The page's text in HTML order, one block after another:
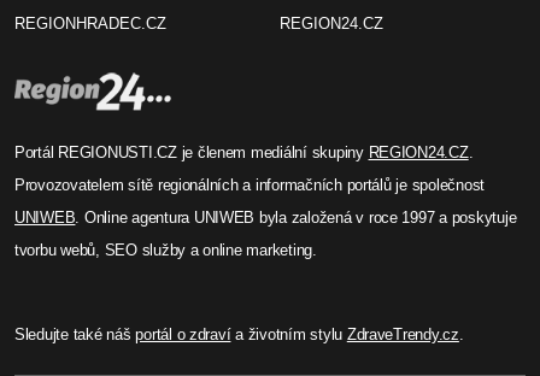
REGIONHRADEC.CZ REGION24.CZ
Portál REGIONUSTI.CZ je členem mediální skupiny REGION24.CZ.
Provozovatelem sítě regionálních a informačních portálů je společnost
UNIWEB. Online agentura UNIWEB byla založená v roce 1997 a poskytuje
tvorbu webů, SEO služby a online marketing.
Sledujte také nášportál o zdravía životním stylu ZdraveTrendy.cz.